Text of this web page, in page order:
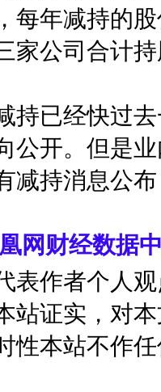
每年减持的
家公司合计
持已经快过
公开。但是
减持消息公
网财经数据
表作者个人
站证实，对
性本站不作